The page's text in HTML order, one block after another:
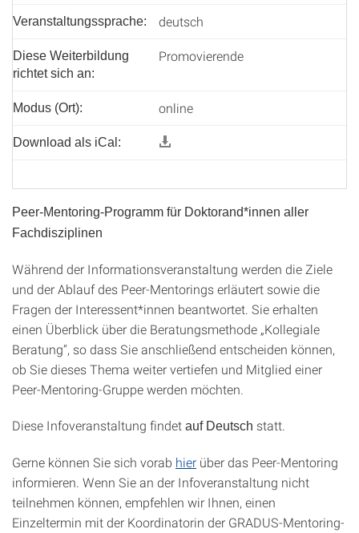
Veranstaltungssprache: deutsch
Diese Weiterbildung
richtet sich an:
Promovierende
Modus (Ort): online
Download als iCal:
Peer-Mentoring-Programm für Doktorand*innen aller
Fachdisziplinen
Während der Informationsveranstaltung werden die Ziele
und der Ablauf des Peer-Mentorings erläutert sowie die
Fragen der Interessent*innen beantwortet. Sie erhalten
einen Überblick über die Beratungsmethode „Kollegiale
Beratung“, so dass Sie anschließend entscheiden können,
ob Sie dieses Thema weiter vertiefen und Mitglied einer
Peer-Mentoring-Gruppe werden möchten.
Diese Infoveranstaltung findet auf Deutsch statt.
Gerne können Sie sich vorab hier über das Peer-Mentoring
informieren. Wenn Sie an der Infoveranstaltung nicht
teilnehmen können, empfehlen wir Ihnen, einen
Einzeltermin mit der Koordinatorin der GRADUS-Mentoring-